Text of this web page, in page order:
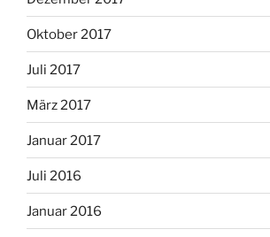
Oktober 2017
Juli 2017
März 2017
Januar 2017
Juli 2016
Januar 2016